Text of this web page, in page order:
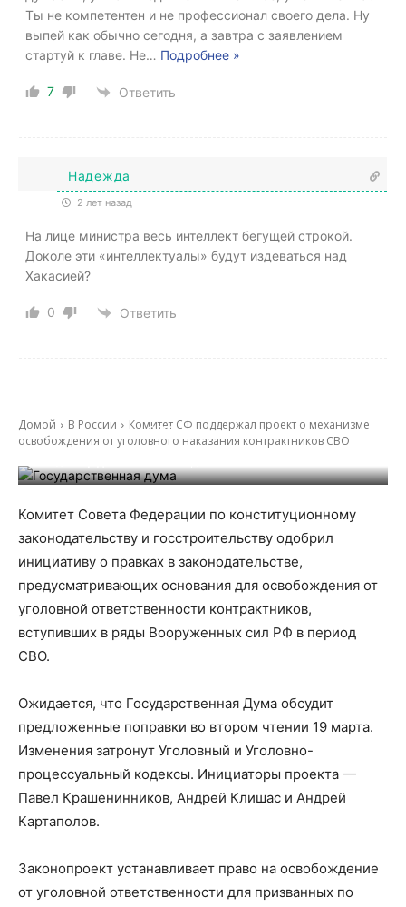
Ты не компетентен и не профессионал своего дела. Ну
выпей как обычно сегодня, а завтра с заявлением
стартуй к главе. Не… Подробнее »
7 Ответить
Надежда
2 лет назад
На лице министра весь интеллект бегущей строкой.
Доколе эти «интеллектуалы» будут издеваться над
Хакасией?
0 Ответить